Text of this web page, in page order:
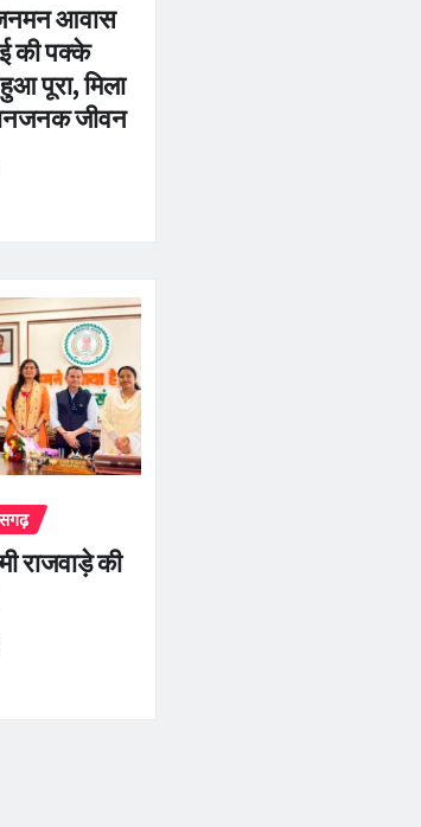
आवास
की पक्के
पूरा, मिला
जीवन
राजवाड़े की